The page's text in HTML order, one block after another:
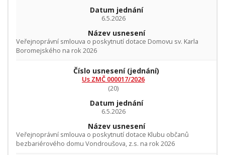
Datum jednání
6.5.2026
Název usnesení
Veřejnoprávní smlouva o poskytnutí dotace Domovu sv. Karla
Boromejského na rok 2026
Číslo usnesení(jednání)
Us ZMČ 000017/2026
(20)
Datum jednání
6.5.2026
Název usnesení
Veřejnoprávní smlouva o poskytnutí dotace Klubu občanů
bezbariérového domu Vondroušova, z.s. na rok 2026